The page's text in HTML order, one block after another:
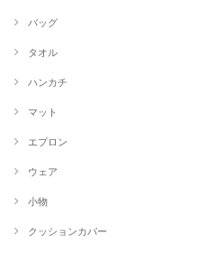
バッグ
タオル
ハンカチ
マット
エプロン
ウェア
小物
クッションカバー